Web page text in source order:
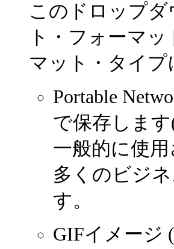
このドロップ
ト・フォーマ
マット・タイ
Portable
で保存しま
一般的に使
多くのビジ
す。
GIFイメージ